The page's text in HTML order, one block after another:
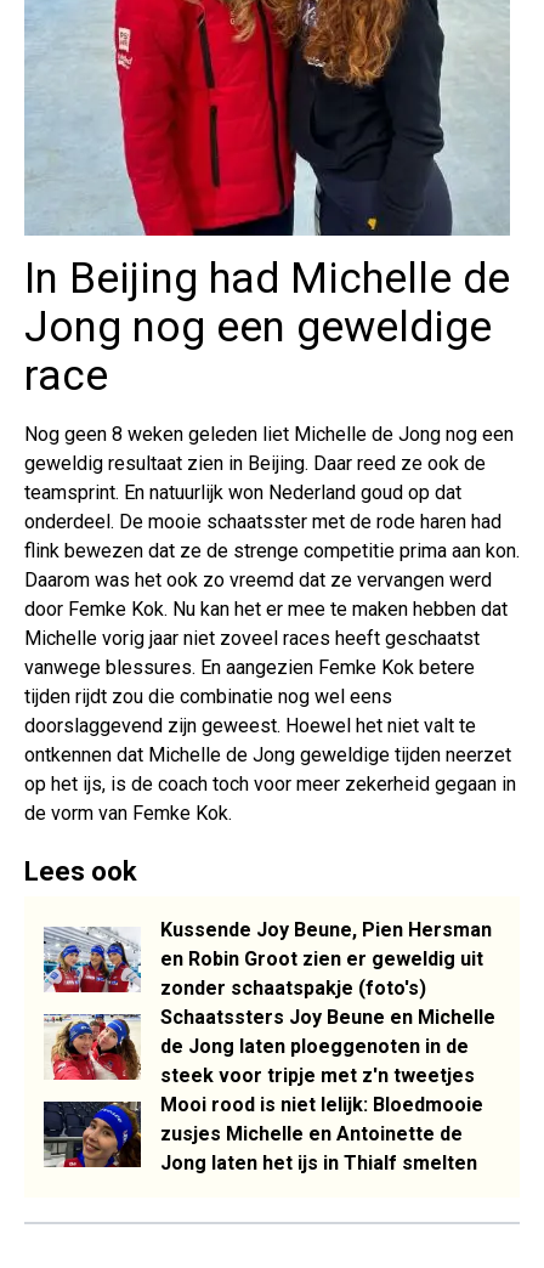
In Beijing had Michelle de
Jong nog een geweldige
race
Nog geen 8 weken geleden liet Michelle de Jong nog een
geweldig resultaat zien in Beijing. Daar reed ze ook de
teamsprint. En natuurlijk won Nederland goud op dat
onderdeel. De mooie schaatsster met de rode haren had
flink bewezen dat ze de strenge competitie prima aan kon.
Daarom was het ook zo vreemd dat ze vervangen werd
door Femke Kok. Nu kan het er mee te maken hebben dat
Michelle vorig jaar niet zoveel races heeft geschaatst
vanwege blessures. En aangezien Femke Kok betere
tijden rijdt zou die combinatie nog wel eens
doorslaggevend zijn geweest. Hoewel het niet valt te
ontkennen dat Michelle de Jong geweldige tijden neerzet
op het ijs, is de coach toch voor meer zekerheid gegaan in
de vorm van Femke Kok.
Lees ook
Kussende Joy Beune, Pien Hersman
en Robin Groot zien er geweldig uit
zonder schaatspakje (foto's)
Schaatssters Joy Beune en Michelle
de Jong laten ploeggenoten in de
steek voor tripje met z'n tweetjes
Mooi rood is niet lelijk: Bloedmooie
zusjes Michelle en Antoinette de
Jong laten het ijs in Thialf smelten